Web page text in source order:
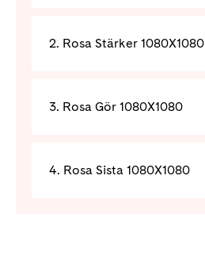
2. Rosa Stärker 1080X1080
3. Rosa Gör 1080X1080
4. Rosa Sista 1080X1080